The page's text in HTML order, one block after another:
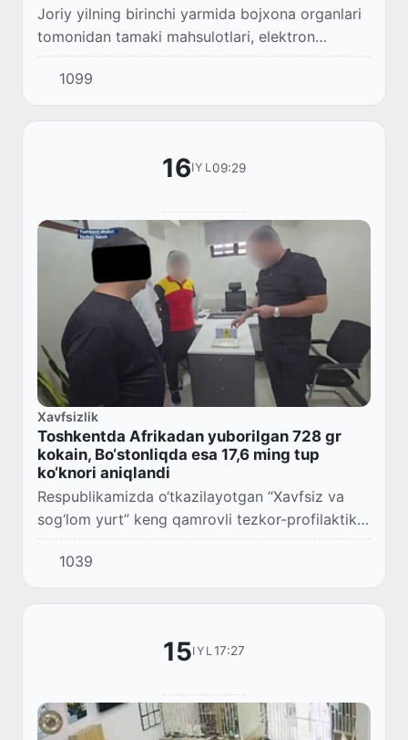
Joriy yilning birinchi yarmida bojxona organlari
tomonidan tamaki mahsulotlari, elektron
sigaretalar va nikotinli snyuslarni noqonuniy olib
kirish hamda yashirin aylanmaga kiritish...
1099
16IYL09:29
Xavfsizlik
Toshkentda Afrikadan yuborilgan 728 gr
kokain, Bo‘stonliqda esa 17,6 ming tup
ko‘knori aniqlandi
Respublikamizda o‘tkazilayotgan “Xavfsiz va
sog‘lom yurt” keng qamrovli tezkor-profilaktik
tadbirlari doirasida Davlat xavfsizlik xizmati va
Bojxona organlari xodimlari hamkorligid...
1039
15IYL 17:27